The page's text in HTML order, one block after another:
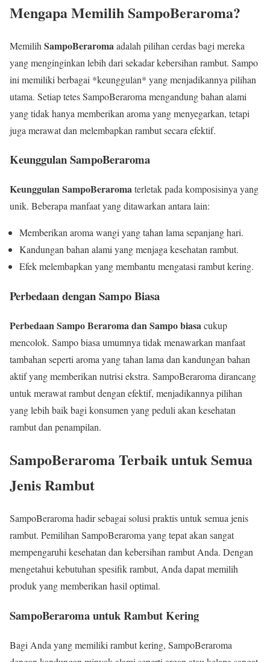
Mengapa Memilih SampoBeraroma?
Memilih SampoBeraromaadalah pilihan cerdas bagi mereka
yang menginginkan lebih dari sekadar kebersihan rambut. Sampo
ini memiliki berbagai *keunggulan* yang menjadikannya pilihan
utama. Setiap tetes SampoBeraroma mengandung bahan alami
yang tidak hanya memberikan aroma yang menyegarkan, tetapi
juga merawat dan melembapkan rambut secara efektif.
Keunggulan SampoBeraroma
Keunggulan SampoBeraromaterletak pada komposisinya yang
unik. Beberapa manfaat yang ditawarkan antara lain:
Memberikan aroma wangi yang tahan lama sepanjang hari.
Kandungan bahan alami yang menjaga kesehatan rambut.
Efek melembapkan yang membantu mengatasi rambut kering.
Perbedaan dengan Sampo Biasa
Perbedaan Sampo Beraroma dan Sampo biasa cukup
mencolok. Sampo biasa umumnya tidak menawarkan manfaat
tambahan seperti aroma yang tahan lama dan kandungan bahan
aktif yang memberikan nutrisi ekstra. SampoBeraroma dirancang
untuk merawat rambut dengan efektif, menjadikannya pilihan
yang lebih baik bagi konsumen yang peduli akan kesehatan
rambut dan penampilan.
SampoBeraroma Terbaik untuk Semua
Jenis Rambut
SampoBeraroma hadir sebagai solusi praktis untuk semua jenis
rambut. Pemilihan SampoBeraroma yang tepat akan sangat
mempengaruhi kesehatan dan kebersihan rambut Anda. Dengan
mengetahui kebutuhan spesifik rambut, Anda dapat memilih
produk yang memberikan hasil optimal.
SampoBeraroma untuk Rambut Kering
Bagi Anda yang memiliki rambut kering, SampoBeraroma